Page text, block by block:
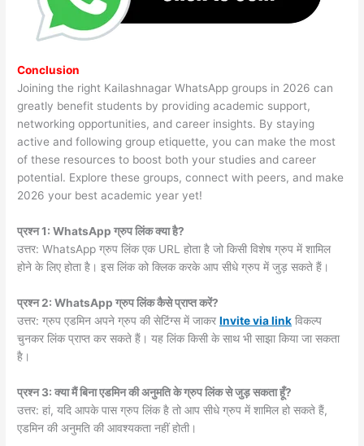
Conclusion
Joining the right Kailashnagar WhatsApp groups in 2026 can
greatly benefit students by providing academic support,
networking opportunities, and career insights. By staying
active and following group etiquette, you can make the most
of these resources to boost both your studies and career
potential. Explore these groups, connect with peers, and make
2026 your best academic year yet!
प्रश्न 1: WhatsApp ग्रुप लिंक क्या है?
उत्तर: WhatsApp ग्रुप लिंक एक URL होता है जो किसी विशेष ग्रुप में शामिल
होने के लिए होता है। इस लिंक को क्लिक करके आप सीधे ग्रुप में जुड़ सकते हैं।
प्रश्न 2: WhatsApp ग्रुप लिंक कैसे प्राप्त करें?
उत्तर: ग्रुप एडमिन अपने ग्रुप की सेटिंग्स में जाकरInvite via link विकल्प
चुनकर लिंक प्राप्त कर सकते हैं। यह लिंक किसी के साथ भी साझा किया जा सकता
है।
प्रश्न 3: क्या मैं बिना एडमिन की अनुमति के ग्रुप लिंक से जुड़ सकता हूँ?
उत्तर: हां, यदि आपके पास ग्रुप लिंक है तो आप सीधे ग्रुप में शामिल हो सकते हैं,
एडमिन की अनुमति की आवश्यकता नहीं होती।